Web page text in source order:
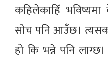
कहिलेकाहिँ भविष्यमा
सोच पनि आउँछ।
हो कि भन्ने पनि